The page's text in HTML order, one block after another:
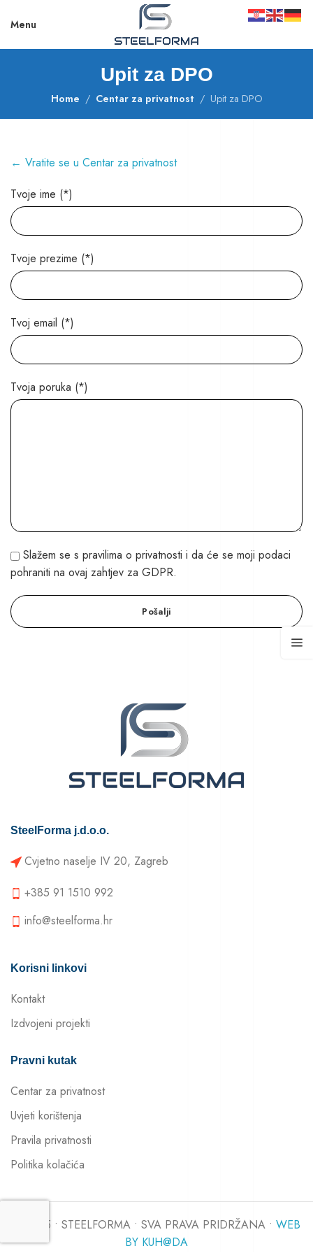
Menu
Upit za DPO
Home Centar za privatnost Upit za DPO
← Vratite se u Centar za privatnost
Tvoje ime (*)
Tvoje prezime (*)
Tvoj email (*)
Tvoja poruka (*)
Slažem se s pravilima o privatnosti i da će se moji podaci
pohraniti na ovaj zahtjev za GDPR.
SteelForma j.d.o.o.
Cvjetno naselje IV 20, Zagreb
+385 91 1510 992
info@steelforma.hr
Korisni linkovi
Kontakt
Izdvojeni projekti
Pravni kutak
Centar za privatnost
Uvjeti korištenja
Pravila privatnosti
Politika kolačića
© 2025 • STEELFORMA • SVA PRAVA PRIDRŽANA • WEB
BY KUH@DA